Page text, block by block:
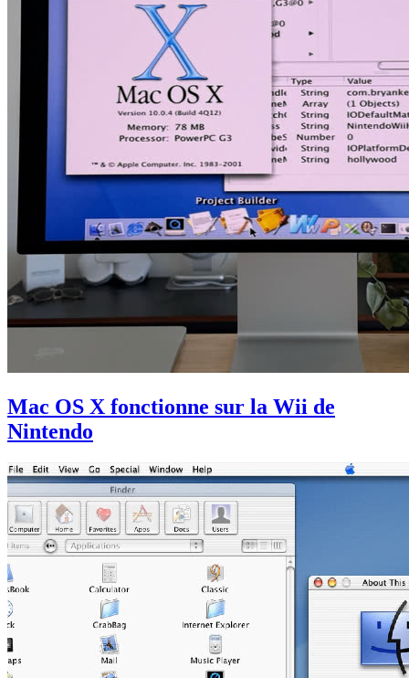
Mac OS X fonctionne sur la Wii de
Nintendo